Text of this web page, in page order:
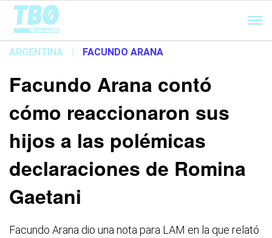
Cargando...
ARGENTINA | FACUNDO ARANA
Facundo Arana contó
cómo reaccionaron sus
hijos a las polémicas
declaraciones de Romina
Gaetani
Facundo Arana dio una nota para LAM en la que relató